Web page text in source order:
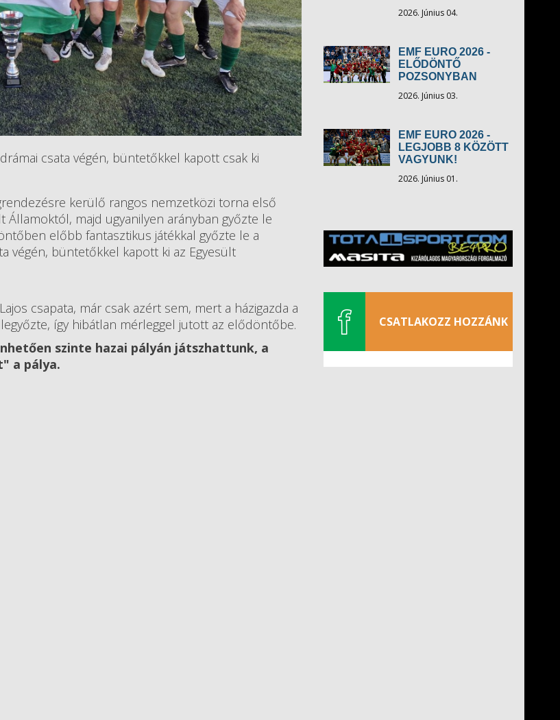
csata végén, büntetőkkel kapott csak ki
kerülő rangos nemzetközi torna első
majd ugyanilyen arányban győzte le
előbb fantasztikus játékkal győzte le a
végén, büntetőkkel kapott ki az Egyesült
csapata, már csak azért sem, mert a házigazda a
így hibátlan mérleggel jutott az elődöntőbe.
szinte hazai pályán játszhattunk, a
a pálya.
2026. Június 04.
EMF EURO 2026 -
ELŐDÖNTŐ
POZSONYBAN
2026. Június 03.
EMF EURO 2026 -
LEGJOBB 8 KÖZÖTT
VAGYUNK!
2026. Június 01.
CSATLAKOZZ HOZZÁNK